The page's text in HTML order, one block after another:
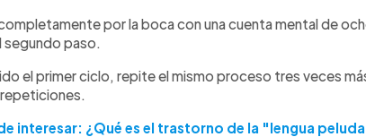
por la boca con una cuenta mental de
segundo paso.
el primer ciclo, repite el mismo proceso tres veces
interesar: ¿Qué es el trastorno de la "lengua